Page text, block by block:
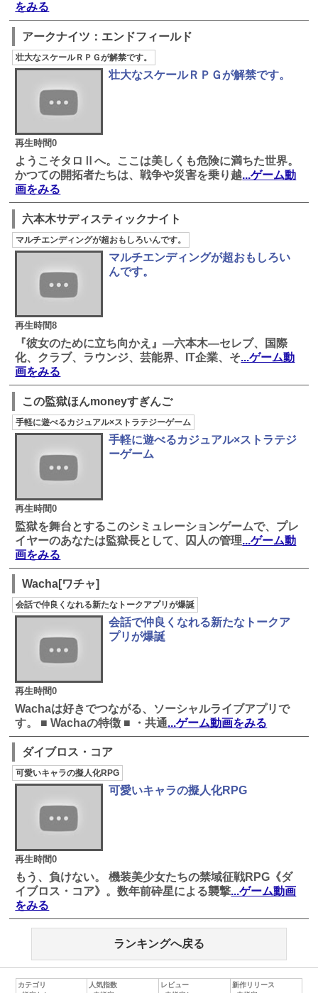
をみる
アークナイツ：エンドフィールド
壮大なスケールＲＰＧが解禁です。
再生時間0
壮大なスケールＲＰＧが解禁です。
ようこそタロⅡへ。ここは美しくも危険に満ちた世界。
かつての開拓者たちは、戦争や災害を乗り越...ゲーム動
画をみる
六本木サディスティックナイト
マルチエンディングが超おもしろいんです。
再生時間8
マルチエンディングが超おもしろい
んです。
『彼女のために立ち向かえ』―六本木―セレブ、国際
化、クラブ、ラウンジ、芸能界、IT企業、そ...ゲーム動
画をみる
この監獄ほんmoneyすぎんご
手軽に遊べるカジュアル×ストラテジーゲーム
再生時間0
手軽に遊べるカジュアル×ストラテジ
ーゲーム
監獄を舞台とするこのシミュレーションゲームで、プレ
イヤーのあなたは監獄長として、囚人の管理...ゲーム動
画をみる
Wacha[ワチャ]
会話で仲良くなれる新たなトークアプリが爆誕
再生時間0
会話で仲良くなれる新たなトークア
プリが爆誕
Wachaは好きでつながる、ソーシャルライブアプリで
す。 ■ Wachaの特徴 ■ ・共通...ゲーム動画をみる
ダイブロス・コア
可愛いキャラの擬人化RPG
再生時間0
可愛いキャラの擬人化RPG
もう、負けない。 機装美少女たちの禁域征戦RPG《ダ
イブロス・コア》。数年前砕星による襲撃...ゲーム動画
をみる
ランキングへ戻る
カテゴリ 人気指数 レビュー 新作リリース